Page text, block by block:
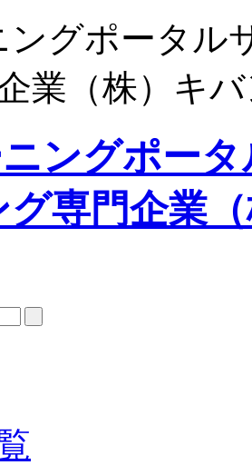
ングポータル
業（株）キ